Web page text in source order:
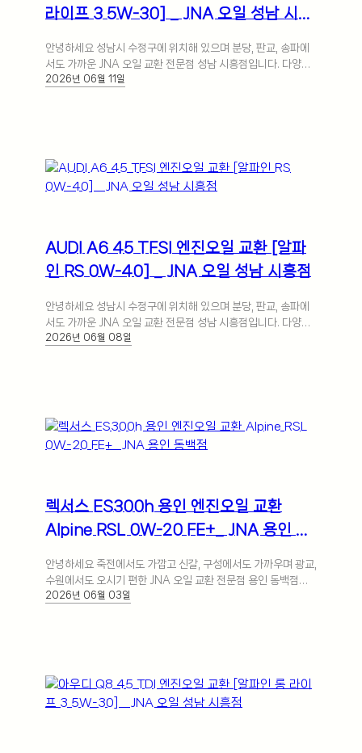
라이프 3 5W-30] _ JNA 오일 성남 시흥
안녕하세요 성남시 수정구에 위치해 있으며 분당, 판교, 송파에
서도 가까운 JNA 오일 교환 전문점 성남 시흥점입니다. 다양한
글로벌 국내외 자동차 브랜드… 더 보기
2026년 06월 11일
AUDI A6 45 TFSI 엔진오일 교환 [알파
인 RS 0W-40] _ JNA 오일 성남 시흥점
안녕하세요 성남시 수정구에 위치해 있으며 분당, 판교, 송파에
서도 가까운 JNA 오일 교환 전문점 성남 시흥점입니다. 다양한
글로벌 국내외 자동차 브랜드… 더 보기
2026년 06월 08일
렉서스 ES300h 용인 엔진오일 교환
Alpine RSL 0W-20 FE+_ JNA 용인 동
안녕하세요 죽전에서도 가깝고 신갈, 구성에서도 가까우며 광교,
수원에서도 오시기 편한 JNA 오일 교환 전문점 용인 동백점입
니다. 다양한 글로벌 국내외 자동차… 더 보기
2026년 06월 03일